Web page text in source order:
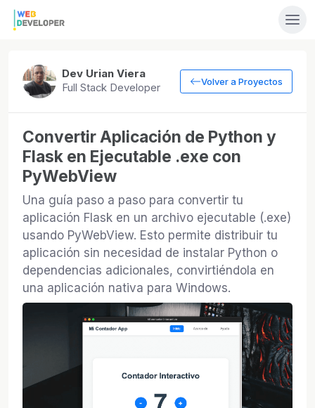
Dev Urian Viera
Full Stack Developer
Volver a Proyectos
Convertir Aplicación de Python y
Flask en Ejecutable .exe con
PyWebView
Una guía paso a paso para convertir tu
aplicación Flask en un archivo ejecutable (.exe)
usando PyWebView. Esto permite distribuir tu
aplicación sin necesidad de instalar Python o
dependencias adicionales, convirtiéndola en
una aplicación nativa para Windows.